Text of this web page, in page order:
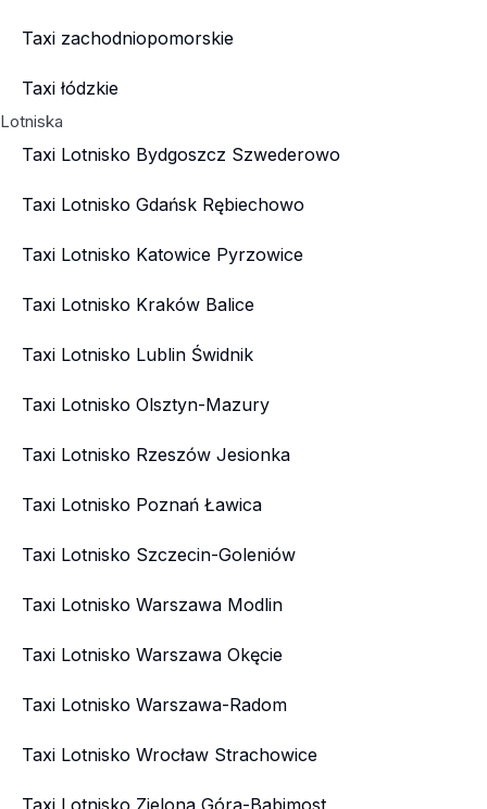
Taxi zachodniopomorskie
Taxi łódzkie
Lotniska
Taxi Lotnisko Bydgoszcz Szwederowo
Taxi Lotnisko Gdańsk Rębiechowo
Taxi Lotnisko Katowice Pyrzowice
Taxi Lotnisko Kraków Balice
Taxi Lotnisko Lublin Świdnik
Taxi Lotnisko Olsztyn-Mazury
Taxi Lotnisko Rzeszów Jesionka
Taxi Lotnisko Poznań Ławica
Taxi Lotnisko Szczecin-Goleniów
Taxi Lotnisko Warszawa Modlin
Taxi Lotnisko Warszawa Okęcie
Taxi Lotnisko Warszawa-Radom
Taxi Lotnisko Wrocław Strachowice
Taxi Lotnisko Zielona Góra-Babimost